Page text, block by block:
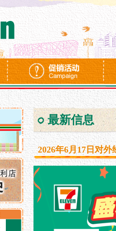
最新信息
2026年6月17日对